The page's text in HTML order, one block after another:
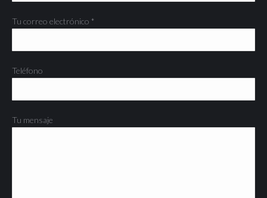
Tu correo electrónico *
Teléfono
Tu mensaje